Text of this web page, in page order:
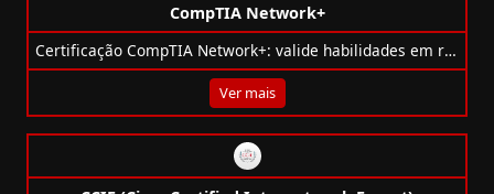
CompTIA Network+
Certificação CompTIA Network+: valide habilidades em redes, segurança, cloud e suporte técnico. Essencial para profissionais de TI.
Ver mais